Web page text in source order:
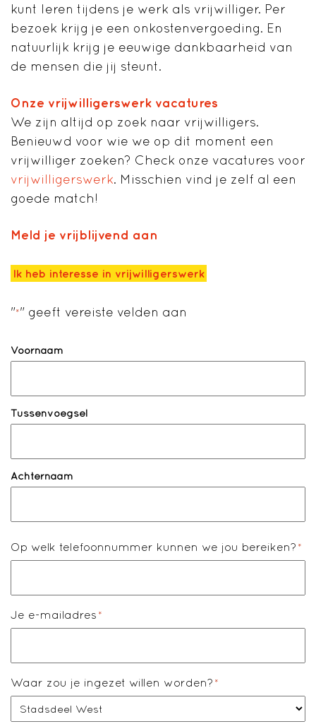
kunt leren tijdens je werk als vrijwilliger. Per
bezoek krijg je een onkostenvergoeding. En
natuurlijk krijg je eeuwige dankbaarheid van
de mensen die jij steunt.
Onze vrijwilligerswerk vacatures
We zijn altijd op zoek naar vrijwilligers.
Benieuwd voor wie we op dit moment een
vrijwilliger zoeken? Check onze vacatures voor
vrijwilligerswerk. Misschien vind je zelf al een
goede match!
Meld je vrijblijvend aan
Ik heb interesse in vrijwilligerswerk
"*" geeft vereiste velden aan
Naam *
Voornaam
Tussenvoegsel
Achternaam
Op welk telefoonnummer kunnen we jou bereiken? *
Je e-mailadres *
Waar zou je ingezet willen worden? *